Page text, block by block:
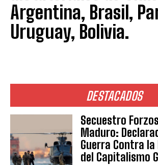
DESTACADOS
Secuestro
Maduro:
Guerra Contra
del Capitalismo
Argentina, Brasil,
Uruguay, Bolivia.